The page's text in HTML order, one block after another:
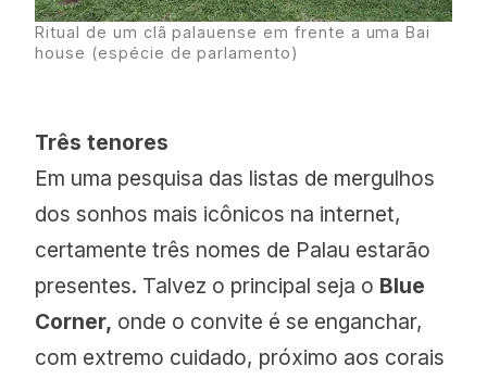
Ritual de um clã palauense em frente a uma Bai
house (espécie de parlamento)
Três tenores
Em uma pesquisa das listas de mergulhos
dos sonhos mais icônicos na internet,
certamente três nomes de Palau estarão
presentes. Talvez o principal seja o Blue
Corner, onde o convite é se enganchar,
com extremo cuidado, próximo aos corais